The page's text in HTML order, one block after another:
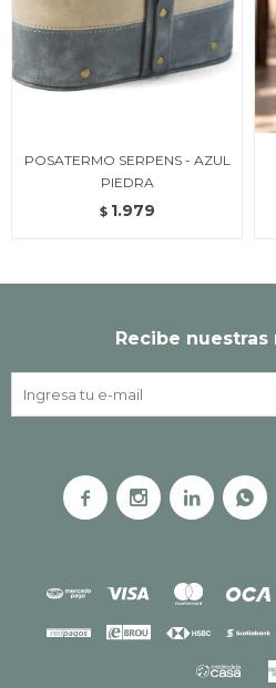
POSATERMO SERPENS - AZUL
PIEDRA
$ 1.979
Recibe
   